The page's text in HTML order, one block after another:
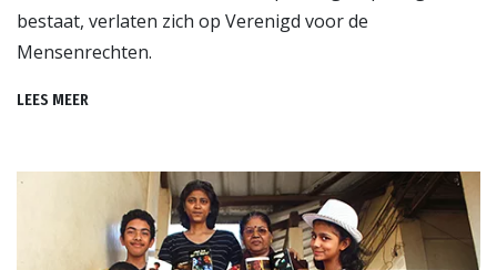
bestaat, verlaten zich op Verenigd voor de
Mensenrechten.
LEES MEER